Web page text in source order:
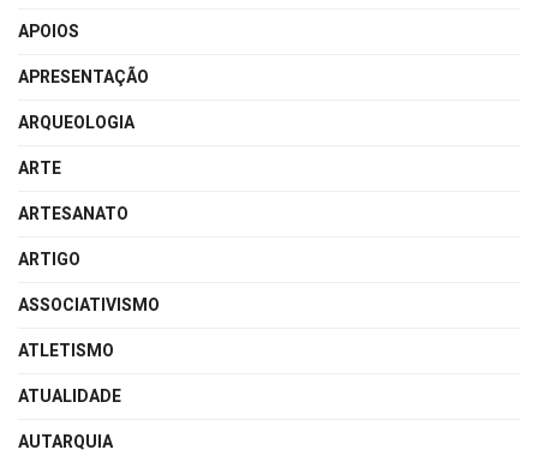
APOIOS
APRESENTAÇÃO
ARQUEOLOGIA
ARTE
ARTESANATO
ARTIGO
ASSOCIATIVISMO
ATLETISMO
ATUALIDADE
AUTARQUIA